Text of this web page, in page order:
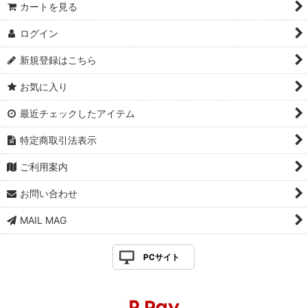
カートを見る
ログイン
新規登録はこちら
お気に入り
最近チェックしたアイテム
特定商取引法表示
ご利用案内
お問い合わせ
MAIL MAG
PCサイト